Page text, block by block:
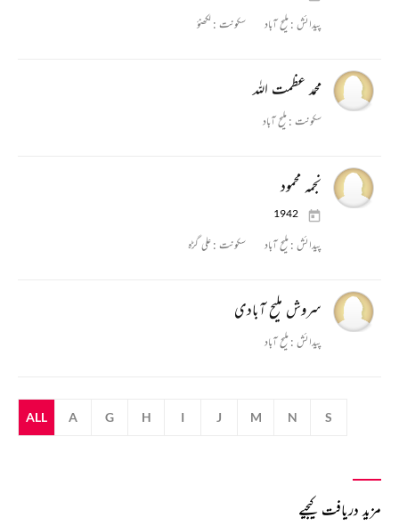
پیدائش :ملیح آباد سکونت : لکھنؤ
محمد عظمت اللہ
سکونت :ملیح آباد
نجمہ محمود
1942
پیدائش :ملیح آباد سکونت : علی گڑہ
سروش ملیح آبادی
پیدائش :ملیح آباد
ALL A G H I J M N S
مزید دریافت کیجیے